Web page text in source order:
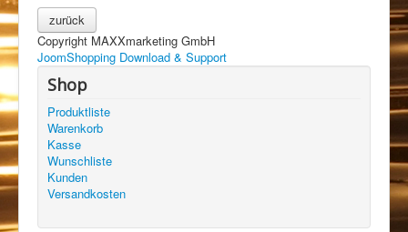
Copyright MAXXmarketing GmbH
JoomShopping Download & Support
Shop
Produktliste
Warenkorb
Kasse
Wunschliste
Kunden
Versandkosten